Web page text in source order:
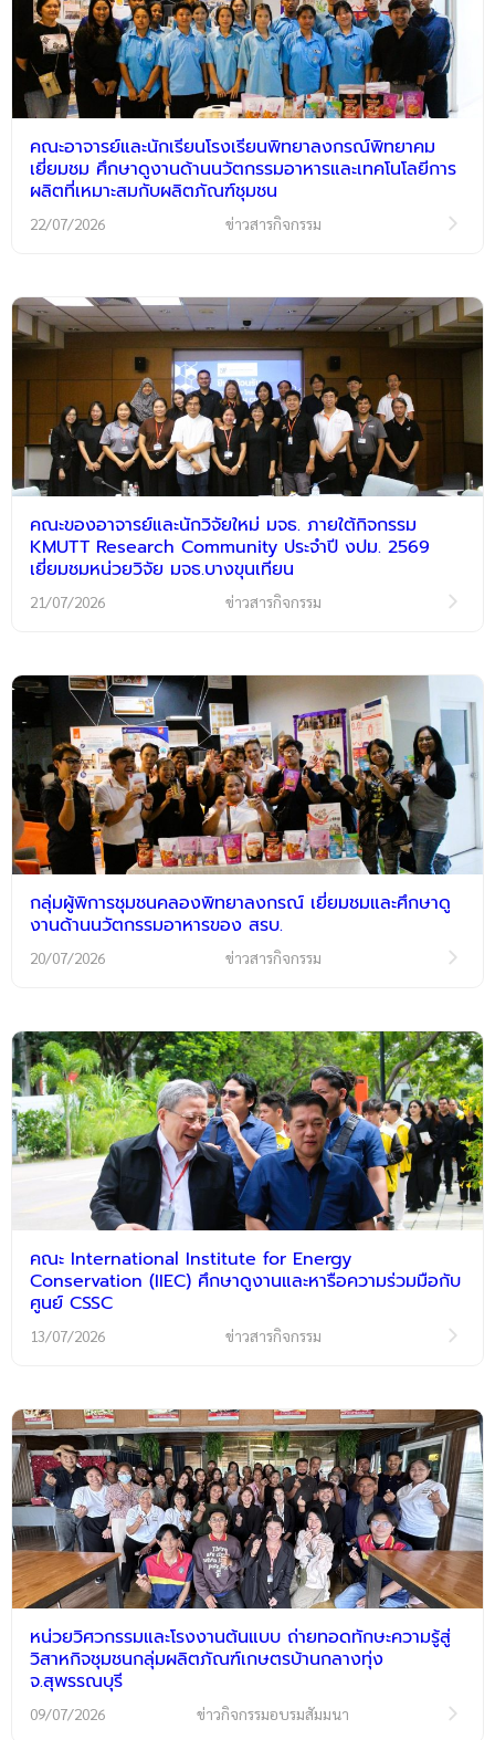
คณะอาจารย์และนักเรียนโรงเรียนพิทยาลงกรณ์พิทยาคม
เยี่ยมชม ศึกษาดูงานด้านนวัตกรรมอาหารและเทคโนโลยีการ
ผลิตที่เหมาะสมกับผลิตภัณฑ์ชุมชน
22/07/2026 ข่าวสารกิจกรรม
คณะของอาจารย์และนักวิจัยใหม่ มจธ. ภายใต้กิจกรรม
KMUTT Research Community ประจำปี งปม. 2569
เยี่ยมชมหน่วยวิจัย มจธ.บางขุนเทียน
21/07/2026 ข่าวสารกิจกรรม
กลุ่มผู้พิการชุมชนคลองพิทยาลงกรณ์ เยี่ยมชมและศึกษาดู
งานด้านนวัตกรรมอาหารของ สรบ.
20/07/2026 ข่าวสารกิจกรรม
คณะ International Institute for Energy
Conservation (IIEC) ศึกษาดูงานและหารือความร่วมมือกับ
ศูนย์ CSSC
13/07/2026 ข่าวสารกิจกรรม
หน่วยวิศวกรรมและโรงงานต้นแบบ ถ่ายทอดทักษะความรู้สู่
วิสาหกิจชุมชนกลุ่มผลิตภัณฑ์เกษตรบ้านกลางทุ่ง
จ.สุพรรณบุรี
09/07/2026 ข่าวกิจกรรมอบรมสัมมนา